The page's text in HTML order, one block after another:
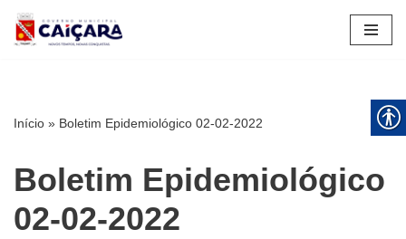
Pular
Início » Boletim Epidemiológico 02-02-2022
Boletim Epidemiológico
02-02-2022